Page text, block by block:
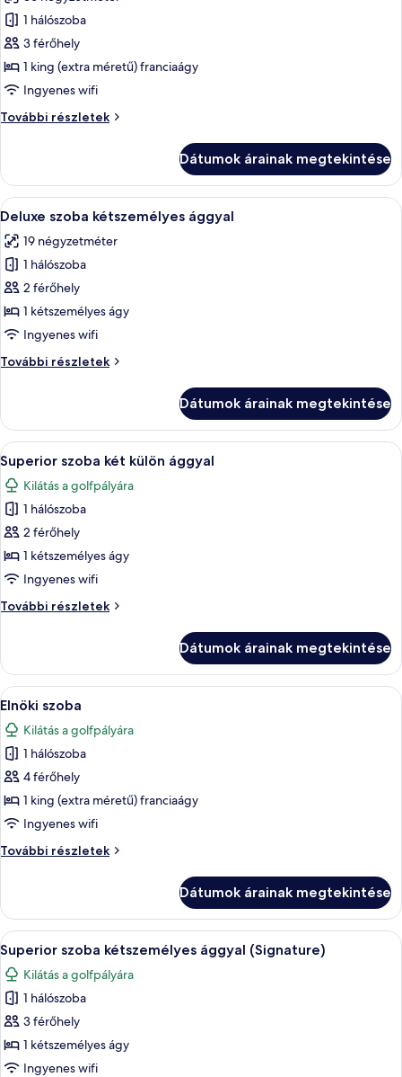
képének
megtekintése:
Signature
lakosztály
1 hálószoba
3 férőhely
1 king (extra méretű) franciaágy
Ingyenes wifi
További részletek
Signature
Dátumok árainak megtekintése
A
következő
szoba
összes
képének
megtekintése:
Deluxe
kétszemélyes
Egy szállodai szoba, amelyben egy
4
Deluxe szoba kétszemélyes ággyal
19 négyzetméter
1 hálószoba
2 férőhely
1 kétszemélyes ágy
Ingyenes wifi
További részletek
Deluxe
további
részletei
Dátumok árainak megtekintése
A
következő
szoba
összes
képének
megtekintése:
Superior
két
Egy szállodai szoba két ággyal,
3
Superior szoba két külön ággyal
Kilátás a golfpályára
1 hálószoba
2 férőhely
1 kétszemélyes ágy
Ingyenes wifi
További részletek
Superior
ággyal
további
részletei
Dátumok árainak megtekintése
A
következő
szoba
összes
képének
megtekintése:
Elnöki
Egy szállodai szoba, amelyben egy
4
Elnöki szoba
Kilátás a golfpályára
1 hálószoba
4 férőhely
1 king (extra méretű) franciaágy
Ingyenes wifi
További részletek
Elnöki
Dátumok árainak megtekintése
A
következő
szoba
összes
képének
megtekintése:
Superior
Prémium ágynemű, íróasztal és
5
Superior szoba kétszemélyes ággyal (Signature)
Kilátás a golfpályára
1 hálószoba
3 férőhely
1 kétszemélyes ágy
Ingyenes wifi